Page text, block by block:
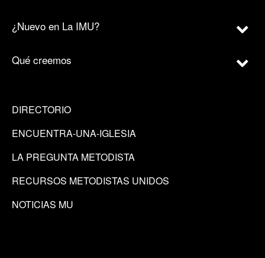
¿Nuevo en La IMU?
Qué creemos
DIRECTORIO
ENCUENTRA-UNA-IGLESIA
LA PREGUNTA METODISTA
RECURSOS METODISTAS UNIDOS
NOTICIAS MU